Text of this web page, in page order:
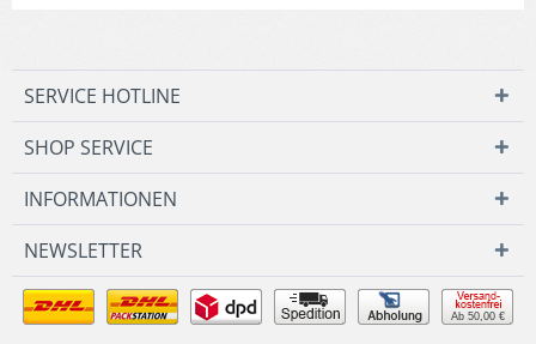
SERVICE HOTLINE
SHOP SERVICE
INFORMATIONEN
NEWSLETTER
Ab 50,00 €